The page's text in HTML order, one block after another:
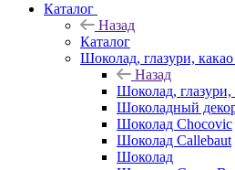
Каталог
Назад
Каталог
Шоколад, глазури, какао
Назад
Шоколад, глазури,
Шоколадный
Шоколад Chocovic
Шоколад Callebaut
Шоколад